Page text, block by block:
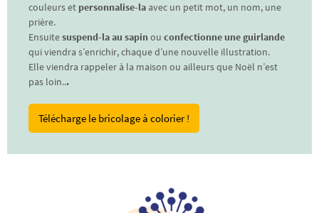
couleurs et personnalise-la avec un petit mot, un nom, une
prière.
Ensuitesuspend-la au sapinou confectionne une guirlande
qui viendra s’enrichir, chaque d’une nouvelle illustration.
Elle viendra rappeler à la maison ou ailleurs que Noël n’est
pas loin...
Télécharge le bricolage à colorier !